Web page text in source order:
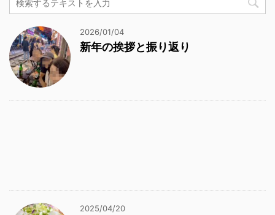
2026/01/04
新年の挨拶と振り返り
2025/04/20